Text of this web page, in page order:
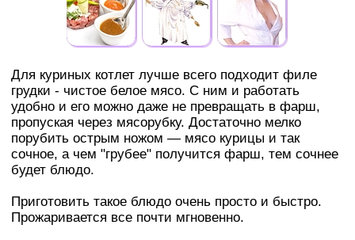
Для куриных котлет лучше всего подходит филе
грудки - чистое белое мясо. С ним и работать
удобно и его можно даже не превращать в фарш,
пропуская через мясорубку. Достаточно мелко
порубить острым ножом — мясо курицы и так
сочное, а чем "грубее" получится фарш, тем сочнее
будет блюдо.
Приготовить такое блюдо очень просто и быстро.
Прожаривается все почти мгновенно.